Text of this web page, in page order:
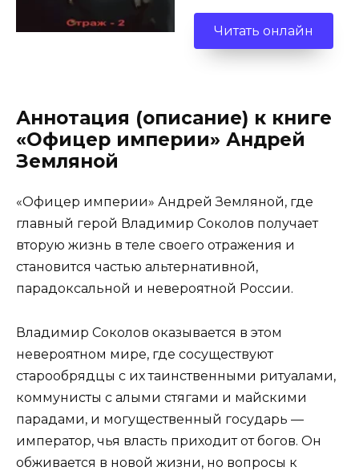
Читать онлайн
Аннотация (описание) к книге
«Офицер империи» Андрей
Земляной
«Офицер империи» Андрей Земляной, где
главный герой Владимир Соколов получает
вторую жизнь в теле своего отражения и
становится частью альтернативной,
парадоксальной и невероятной России.
Владимир Соколов оказывается в этом
невероятном мире, где сосуществуют
старообрядцы с их таинственными ритуалами,
коммунисты с алыми стягами и майскими
парадами, и могущественный государь —
император, чья власть приходит от богов. Он
обживается в новой жизни, но вопросы к